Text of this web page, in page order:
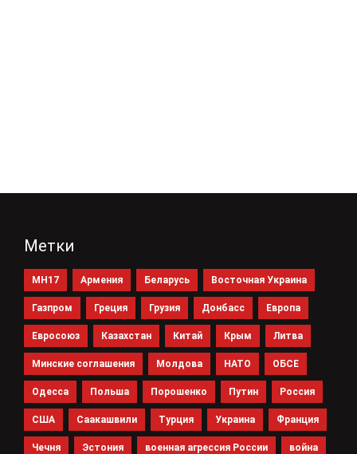
Метки
MH17 Армения Беларусь Восточная Украина
Газпром Греция Грузия Донбасс Европа
Евросоюз Казахстан Китай Крым Литва
Минские соглашения Молдова НАТО ОБСЕ
Одесса Польша Порошенко Путин Россия
США Саакашвили Турция Украина Франция
Чечня Эстония военная агрессия России война